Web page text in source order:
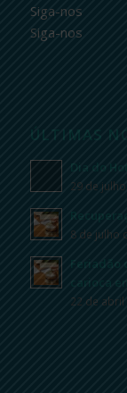
Siga-nos
Siga-nos
ÚLTIMAS
Dia do
29 de
8 de julho
Feriadão
carioca
22 de abril